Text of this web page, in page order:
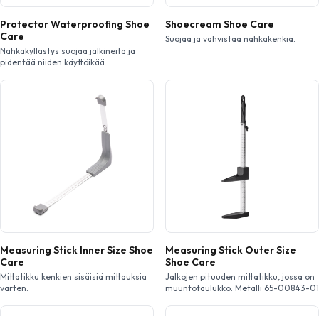
Protector Waterproofing Shoe
Care
Nahkakyllästys suojaa jalkineita ja
pidentää niiden käyttöikää.
Shoecream Shoe Care
Suojaa ja vahvistaa nahkakenkiä.
Measuring Stick Inner Size Shoe
Care
Mittatikku kenkien sisäisiä mittauksia
varten.
Measuring Stick Outer Size
Shoe Care
Jalkojen pituuden mittatikku, jossa on
muuntotaulukko. Metalli 65-00843-01